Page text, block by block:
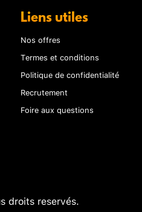
Liens utiles
Nos offres
Termes et conditions
Politique de confidentialité
Recrutement
Foire aux questions
droits reservés.